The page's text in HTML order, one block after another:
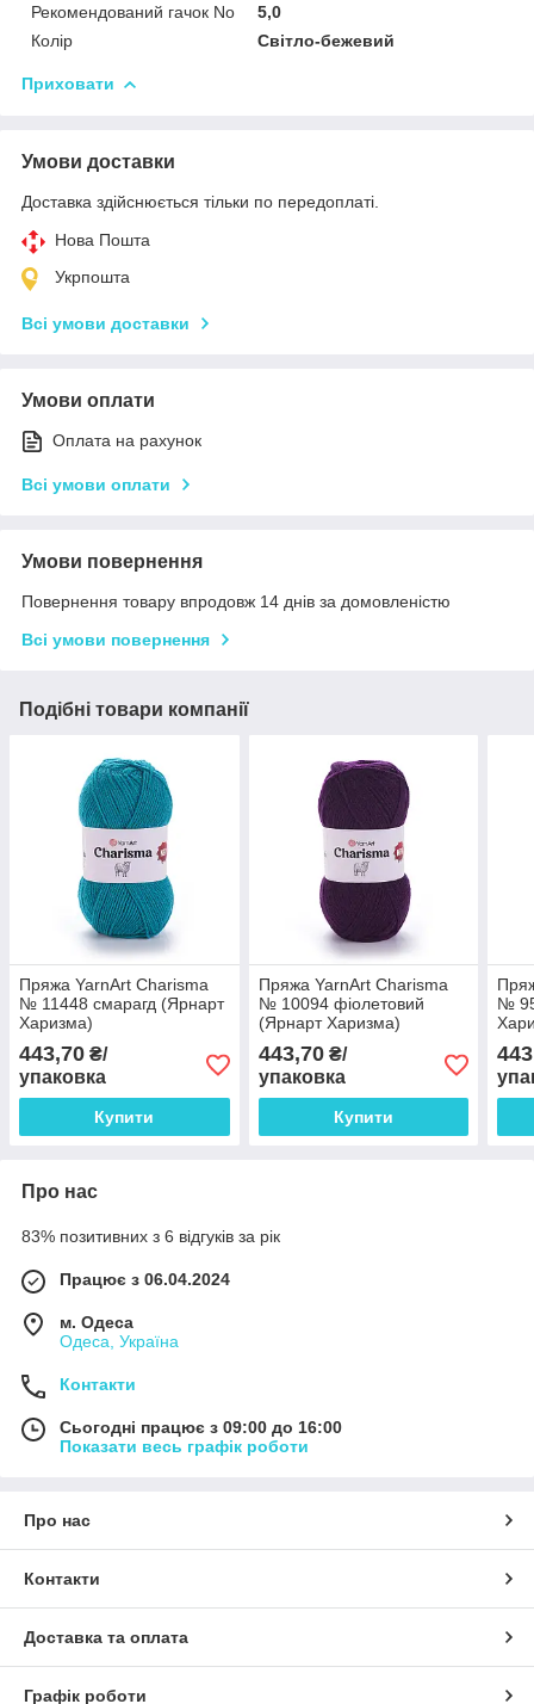
Рекомендований гачок No
5,0
Колір
Світло-бежевий
Приховати
Умови доставки
Доставка здійснюється тільки по передоплаті.
Нова Пошта
Укрпошта
Всі умови доставки
Умови оплати
Оплата на рахунок
Всі умови оплати
Умови повернення
Повернення товару впродовж 14 днів за домовленістю
Всі умови повернення
Подібні товари компанії
Пряжа YarnArt Charisma
№ 11448 смарагд (Ярнарт
Харизма)
443,70 ₴/
упаковка
Купити
Пряжа YarnArt Charisma
№ 10094 фіолетовий
(Ярнарт Харизма)
443,70₴/
упаковка
Купити
№
Про нас
83% позитивних з 6 відгуків за рік
Працює з 06.04.2024
м. Одеса
Одеса, Україна
Контакти
Сьогодні працює з 09:00 до 16:00
Показати весь графік роботи
Про нас
Контакти
Доставка та оплата
Графік роботи